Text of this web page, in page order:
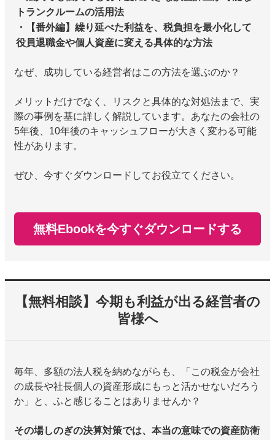
トランクルームの活用法
・【番外編】繰り延べた利益を、税負担を最小化して
役員退職金や個人資産に変える具体的な方法
なぜ、成功している経営者はこの方法を選ぶのか？
メリットだけでなく、リスクと具体的な対処法まで、実
際の事例を基に詳しく解説しています。あなたの会社の
5年後、10年後のキャッシュフローが大きく変わる可能
性があります。
ぜひ、今すぐダウンロードしてお役立てください。
無料Ebookを今すぐダウンロードする
【無料相談】今期も利益が出る経営者の
皆様へ
毎年、多額の法人税を納めながらも、「この税金が会社
の成長や社長個人の資産形成にもっと活かせないだろう
か」と、ふと感じることはありませんか？
その場しのぎの決算対策では、本当の意味での資産防衛